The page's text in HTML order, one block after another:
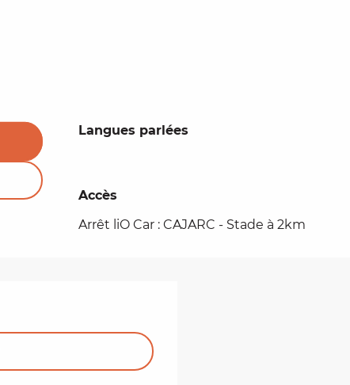
Langues parlées
Langues parlées
Accès
Accès
Arrêt liO Car : CAJARC - Stade à 2km